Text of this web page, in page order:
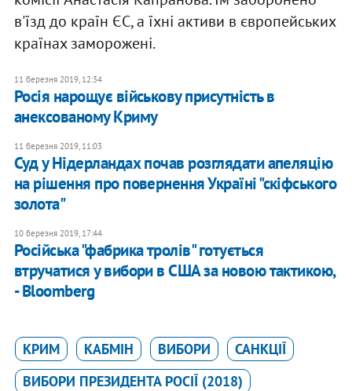
в'їзд до країн ЄС, а їхні активи в європейських
країнах заморожені.
11 березня 2019, 12:34
Росія нарощує військову присутність в
анексованому Криму
11 березня 2019, 11:03
Суд у Нідерландах почав розглядати апеляцію
на рішення про повернення Україні "скіфського
золота"
10 березня 2019, 17:44
Російська "фабрика тролів" готується
втручатися у вибори в США за новою тактикою,
- Bloomberg
КРИМ КАБМІН ВИБОРИ
САНКЦІЇ
ВИБОРИ ПРЕЗИДЕНТА РОСІЇ (2018)